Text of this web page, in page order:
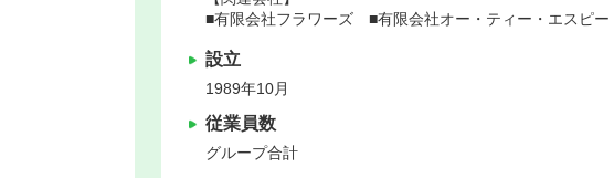
■有限会社フラワーズ ■有限会社オー・ティー・エスピー
設立
1989年10月
従業員数
グループ合計